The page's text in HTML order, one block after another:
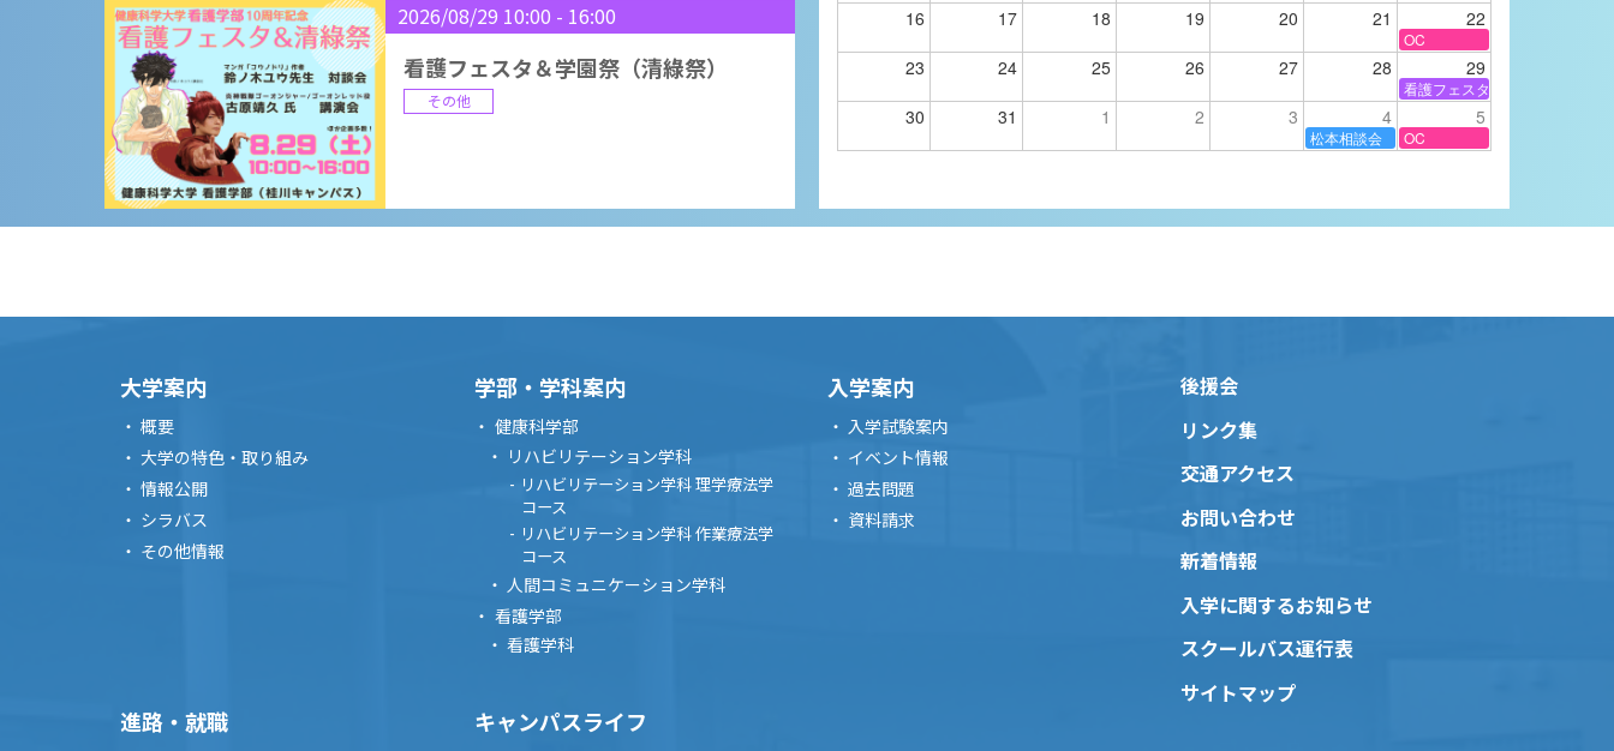
2026/08/29 10:00 - 16:00
看護フェスタ＆学園祭（清綠祭）
その他
2026/09/04 15:00-18:00
市
2026/09/05 10:00-16:00
2026OPENCAMPUS(9/5)
オープンキャンパス
2026/09/14 16:00 -18:00
16 17 18 19 20 21 22
OC
23 24 25 26 27 28 29
看護フェスタ
30 31 1 2 3 4 5
松本相談会 OC
大学案内
概要
大学の特色・取り組み
情報公開
シラバス
その他情報
学部・学科案内
健康科学部
リハビリテーション学科
リハビリテーション学科 理学療法学
コース
リハビリテーション学科 作業療法学
コース
人間コミュニケーション学科
看護学部
看護学科
入学案内
入学試験案内
イベント情報
過去問題
資料請求
進路・就職 キャンパスライフ
後援会
リンク集
交通アクセス
お問い合わせ
新着情報
入学に関するお知らせ
スクールバス運行表
サイトマップ